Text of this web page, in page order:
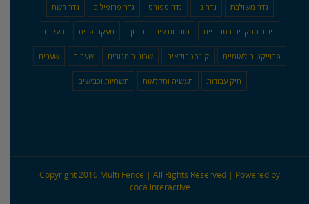
גדר משולבת גדר נוי גדר ספורט גדר פרופילים גדר רשת
גידור מתקנים בטחוניים מוסדות ציבור וחינוך מעקה פנים מעקות
פרוייקטים לאומיים קונסטרוקציה שכונות מגורים שערים שערים
תיק עבודות תעשיה וחקלאות תשתיות וכבישים
Copyright 2016 Multi Fence | All Rights Reserved | Powered by
coca interactive